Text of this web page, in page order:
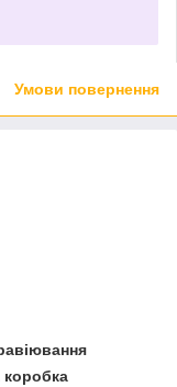
Умови повернення